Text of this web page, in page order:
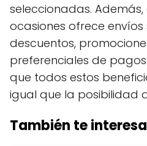
seleccionadas.
ocasiones ofrece
descuentos,
preferenciales de
que todos estos
igual que la posibilidad
También te